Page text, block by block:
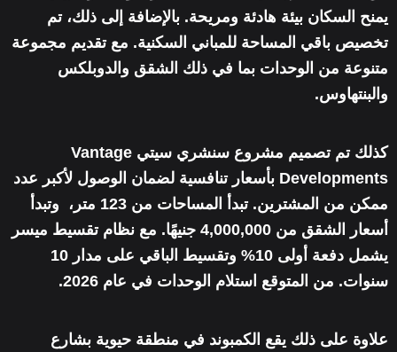
يمنح السكان بيئة هادئة ومريحة. بالإضافة إلى ذلك، تم
تخصيص باقي المساحة للمباني السكنية. مع تقديم مجموعة
متنوعة من الوحدات بما في ذلك الشقق والدوبلكس
والبنتهاوس.
كذلك تم تصميم مشروع سنشري سيتي Vantage
Developments بأسعار تنافسية لضمان الوصول لأكبر عدد
ممكن من المشترين. تبدأ المساحات من 123 متر، وتبدأ
أسعار الشقق من 4,000,000 جنيهًا. مع نظام تقسيط ميسر
يشمل دفعة أولى 10% وتقسيط الباقي على مدار 10
سنوات. من المتوقع استلام الوحدات في عام 2026.
علاوة على ذلك يقع الكمبوند في منطقة حيوية بشارع